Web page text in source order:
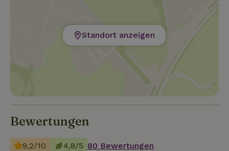
Standort anzeigen
Bewertungen
9,2/10 4,8/5 80 Bewertungen